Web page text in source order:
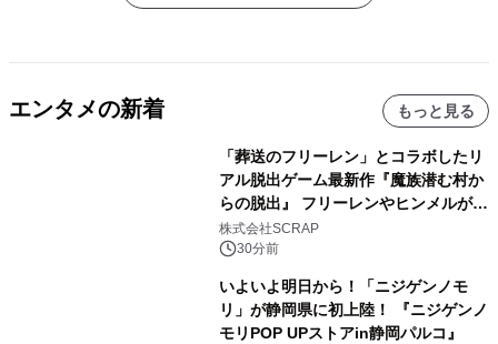
エンタメの新着 もっと見る
「葬送のフリーレン」とコラボしたリ
アル脱出ゲーム最新作『魔族潜む村か
らの脱出』 フリーレンやヒンメルが武
器を手に魔族を見据える描き下ろしメ
インビジュアル公開
株式会社SCRAP
30分前
いよいよ明日から！「ニジゲンノモ
リ」が静岡県に初上陸！ 『ニジゲンノ
モリPOP UPストアin静岡パルコ』